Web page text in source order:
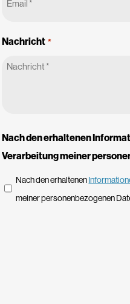
Nachricht *
Nach den erhaltenen
Verarbeitung meiner
Nach den erhaltenen
meiner personenbezogenen